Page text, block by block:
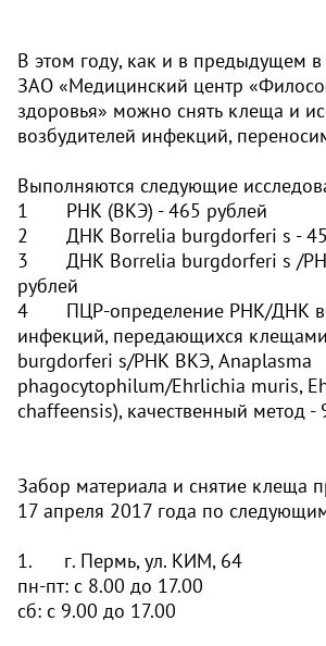
В этом году, как и в предыдущем
ЗАО «Медицинский центр
здоровья» можно снять клеща и
возбудителей инфекций,
Выполняются следующие
1 РНК (ВКЭ) - 465 рублей
2 ДНК Вorrelia burgdorferi s -
3 ДНК Вorrelia burgdorferi s /
рублей
4 ПЦР-определение РНК/ДНК
инфекций, передающихся
burgdorferi s/РНК ВКЭ, Anaplasma
phagocytophilum/Ehrlichia muris,
chaffeensis), качественный метод -
Забор материала и снятие клеща
17 апреля 2017 года по
1. г. Пермь, ул. КИМ, 64
пн-пт: с 8.00 до 17.00
сб: с 9.00 до 17.00